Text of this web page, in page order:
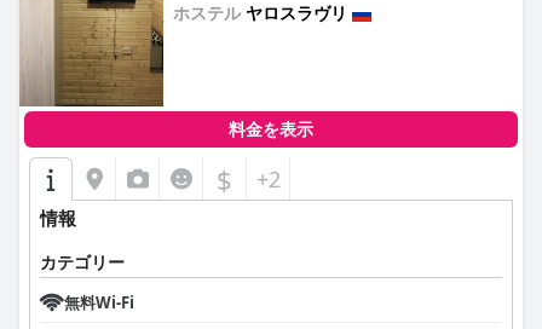
ホステル ヤロスラヴリ
料金を表示
$ +2
情報
カテゴリー
無料Wi-Fi